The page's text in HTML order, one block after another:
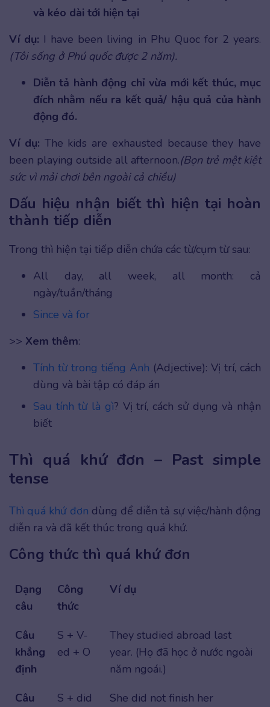
và kéo dài tới hiện tại
Ví dụ: I have been living in Phu Quoc for 2 years.
(Tôi sống ở Phú quốc được 2 năm).
Diễn tả hành động chỉ vừa mới kết thúc, mục
đích nhằm nếu ra kết quả/ hậu quả của hành
động đó.
Ví dụ: The kids are exhausted because they have
been playing outside all afternoon.(Bọn trẻ mệt kiệt
sức vì mải chơi bên ngoài cả chiều)
Dấu hiệu nhận biết thì hiện tại hoàn
thành tiếp diễn
Trong thì hiện tại tiếp diễn chứa các từ/cụm từ sau:
All day, all week, all month: cả
ngày/tuần/tháng
Since và for
>> Xem thêm:
Tính từ trong tiếng Anh (Adjective): Vị trí, cách
dùng và bài tập có đáp án
Sau tính từ là gì? Vị trí, cách sử dụng và nhận
biết
Thì quá khứ đơn – Past simple
tense
Thì quá khứ đơn dùng để diễn tả sự việc/hành động
diễn ra và đã kết thúc trong quá khứ.
Công thức thì quá khứ đơn
Dạng
câu
Công
thức
Ví dụ
Câu
khẳng
định
S + V-
ed + O
They studied abroad last
year. (Họ đã học ở nước ngoài
năm ngoái.)
Câu
S + did
She did not finish her